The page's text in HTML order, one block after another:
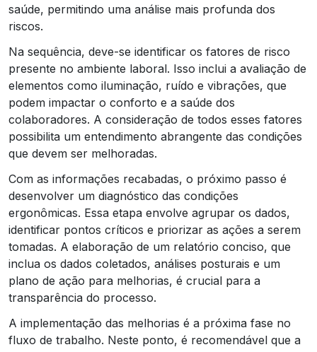
saúde, permitindo uma análise mais profunda dos
riscos.
Na sequência, deve-se identificar os fatores de risco
presente no ambiente laboral. Isso inclui a avaliação de
elementos como iluminação, ruído e vibrações, que
podem impactar o conforto e a saúde dos
colaboradores. A consideração de todos esses fatores
possibilita um entendimento abrangente das condições
que devem ser melhoradas.
Com as informações recabadas, o próximo passo é
desenvolver um diagnóstico das condições
ergonômicas. Essa etapa envolve agrupar os dados,
identificar pontos críticos e priorizar as ações a serem
tomadas. A elaboração de um relatório conciso, que
inclua os dados coletados, análises posturais e um
plano de ação para melhorias, é crucial para a
transparência do processo.
A implementação das melhorias é a próxima fase no
fluxo de trabalho. Neste ponto, é recomendável que a